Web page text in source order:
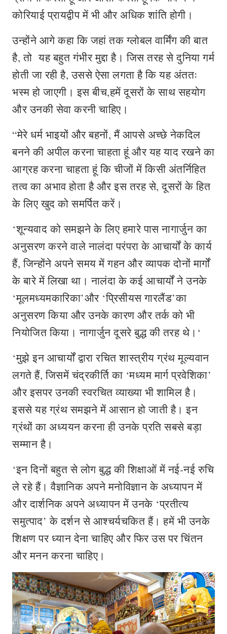
कोरियाई प्रायद्वीप में भी और अधिक शांति होगी।
उन्‍होंने आगे कहा कि जहां तक ग्‍लोबल वार्मिंग की बात
है, तो यह बहुत गंभीर मुद्दा है। जिस तरह से दुनिया गर्म
होती जा रही है, उससे ऐसा लगता है कि यह अंततः
भस्म हो जाएगी। इस बीच,हमें दूसरों के साथ सहयोग
और उनकी सेवा करनी चाहिए।
“मेरे धर्म भाइयों और बहनों, मैं आपसे अच्छे नेकदिल
बनने की अपील करना चाहता हूं और यह याद रखने का
आग्रह करना चाहता हूं कि चीजों में किसी अंतर्निहित
तत्‍व का अभाव होता है और इस तरह से, दूसरों के हित
के लिए खुद को समर्पित करें।
‘शून्यवाद को समझने के लिए हमारे पास नागार्जुन का
अनुसरण करने वाले नालंदा परंपरा के आचार्यों के कार्य
हैं, जिन्होंने अपने समय में गहन और व्यापक दोनों मार्गों
के बारे में लिखा था। नालंदा के कई आचार्यों ने उनके
‘मूलमध्यमकारिका’और ‘प्रि‍सीयस गारलैंड’का
अनुसरण किया और उनके कारण और तर्क को भी
नियोजित किया। नागार्जुन दूसरे बुद्ध की तरह थे।‘
‘मुझे इन आचार्यों द्वारा रचित शास्‍त्रीय ग्रंथ मूल्यवान
लगते हैं, जिसमें चंद्रकीर्ति का ‘मध्यम मार्ग प्रवेशिका’
और इसपर उनकी स्‍वरचित व्‍याख्‍या भी शामिल है।
इससे यह ग्रंथ समझने में आसान हो जाती है। इन
ग्रंथों का अध्‍ययन करना ही उनके प्रति सबसे बड़ा
सम्मान है।
‘इन दिनों बहुत से लोग बुद्ध की शिक्षाओं में नई-नई रुचि
ले रहे हैं। वैज्ञानिक अपने मनोविज्ञान के अध्‍यापन में
और दार्शनिक अपने अध्‍यापन में उनके ‘प्रतीत्य
समुत्पाद’ के दर्शन से आश्‍चर्यचकित हैं। हमें भी उनके
शिक्षण पर ध्यान देना चाहिए और फिर उस पर चिंतन
और मनन करना चाहिए।